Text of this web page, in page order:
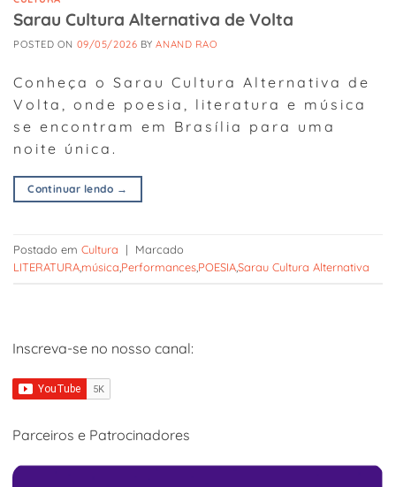
Sarau Cultura Alternativa de Volta
POSTED ON 09/05/2026 BYANAND RAO
Conheça o Sarau Cultura Alternativa de
Volta, onde poesia, literatura e música
se encontram em Brasília para uma
noite única.
Continuar lendo →
Postado em Cultura |
Marcado
LITERATURAmúsica PerformancesPOESIASarau Cultura Alternativa
Inscreva-se no nosso canal:
Parceiros e Patrocinadores